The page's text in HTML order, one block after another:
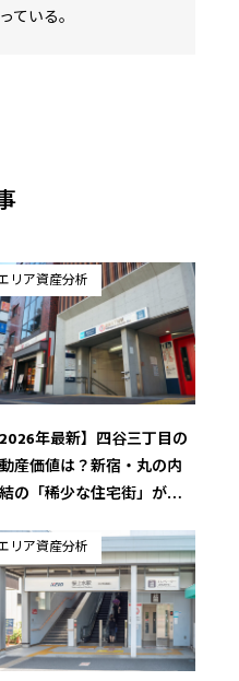
ている。
リア資産分析
2026年最新】四谷三丁目の
産価値は？新宿・丸の内
の「稀少な住宅街」が放
リア資産分析